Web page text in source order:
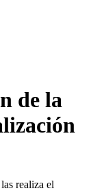
de la
realiza el